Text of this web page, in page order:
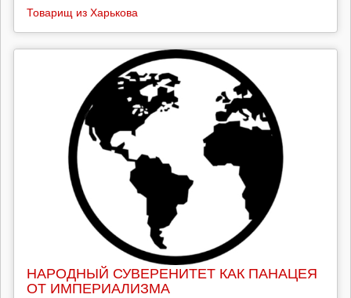
Товарищ из Харькова
НАРОДНЫЙ СУВЕРЕНИТЕТ КАК ПАНАЦЕЯ
ОТ ИМПЕРИАЛИЗМА